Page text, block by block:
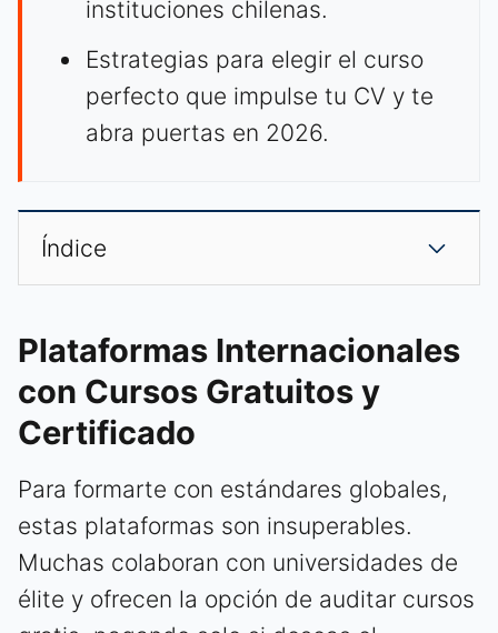
instituciones chilenas.
Estrategias para elegir el curso
perfecto que impulse tu CV y te
abra puertas en 2026.
Índice
Plataformas Internacionales
con Cursos Gratuitos y
Certificado
Para formarte con estándares globales,
estas plataformas son insuperables.
Muchas colaboran con universidades de
élite y ofrecen la opción de auditar cursos